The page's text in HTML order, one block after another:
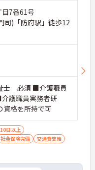
7番61号
司)「防府駅」徒歩12
士 必須 ■介護職員
護職員実務者研
格を所持で可
日以上
社会保険完備
交通費支給